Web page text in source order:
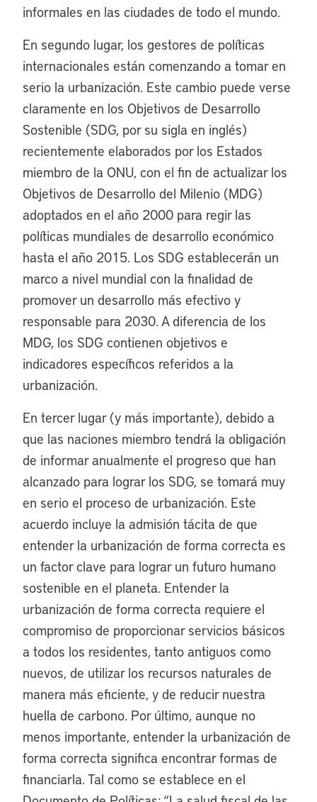
informales en las ciudades de todo el mundo.
En segundo lugar, los gestores de políticas
internacionales están comenzando a tomar en
serio la urbanización. Este cambio puede verse
claramente en los Objetivos de Desarrollo
Sostenible (SDG, por su sigla en inglés)
recientemente elaborados por los Estados
miembro de la ONU, con el fin de actualizar los
Objetivos de Desarrollo del Milenio (MDG)
adoptados en el año 2000 para regir las
políticas mundiales de desarrollo económico
hasta el año 2015. Los SDG establecerán un
marco a nivel mundial con la finalidad de
promover un desarrollo más efectivo y
responsable para 2030. A diferencia de los
MDG, los SDG contienen objetivos e
indicadores específicos referidos a la
urbanización.
En tercer lugar (y más importante), debido a
que las naciones miembro tendrá la obligación
de informar anualmente el progreso que han
alcanzado para lograr los SDG, se tomará muy
en serio el proceso de urbanización. Este
acuerdo incluye la admisión tácita de que
entender la urbanización de forma correcta es
un factor clave para lograr un futuro humano
sostenible en el planeta. Entender la
urbanización de forma correcta requiere el
compromiso de proporcionar servicios básicos
a todos los residentes, tanto antiguos como
nuevos, de utilizar los recursos naturales de
manera más eficiente, y de reducir nuestra
huella de carbono. Por último, aunque no
menos importante, entender la urbanización de
forma correcta significa encontrar formas de
financiarla. Tal como se establece en el